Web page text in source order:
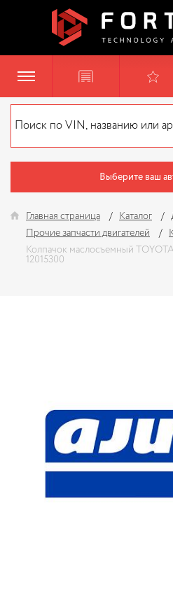
Выберите ваш
Главная страница Каталог
Прочие запчасти двигателей
Колпачок маслосъемный
12015300